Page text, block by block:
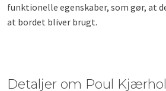
funktionelle egenskaber, som gør, at
at bordet bliver brugt.
Detaljer om Poul